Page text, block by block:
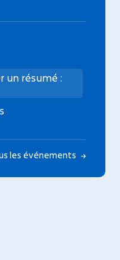
un résumé :
les événements